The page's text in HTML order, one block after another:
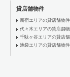
貸店舗物件
新宿エリアの貸店舗物件
代々木エリアの貸店舗
千駄ヶ谷エリアの貸店
池袋エリアの貸店舗物件